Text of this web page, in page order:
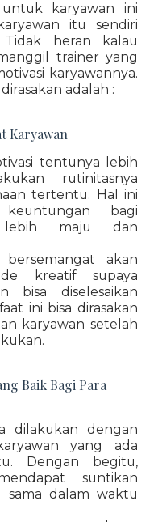
karyawan ini
itu sendiri
heran kalau
trainer yang
karyawannya.
adalah :
Karyawan
tentunya lebih
rutinitasnya
tertentu. Hal ini
bagi
lebih maju dan
akan
kreatif supaya
bisa diselesaikan
ini bisa dirasakan
karyawan setelah
Baik Bagi Para
dilakukan dengan
yang ada
Dengan begitu,
suntikan
sama dalam waktu